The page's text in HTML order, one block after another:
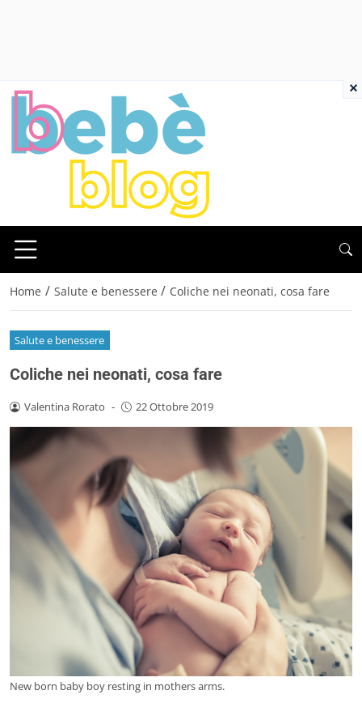
Home / Salute e benessere / Coliche nei neonati, cosa fare
Salute e benessere
Coliche nei neonati, cosa fare
Valentina Rorato - 22 Ottobre 2019
New born baby boy resting in mothers arms.
×